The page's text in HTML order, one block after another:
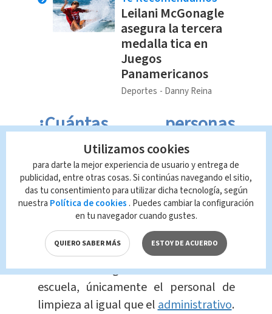
Leilani McGonagle
asegura la tercera
medalla tica en
Juegos
Panamericanos
Deportes Danny Reina
¿Cuántas personas
resultaron afectadas tras
la alerta de tiroteo?
Afortunadamente ningún estudiante
resultó lesionado o afectado ante la
atemorizante amenaza. Además, se
confirmó que a las
11 de la mañanaya
no había ningún estudiante en la
escuela, únicamente el personal de
limpieza al igual que eladministrativo.
Utilizamos cookies
para darte la mejor experiencia de usuario y entrega de
publicidad, entre otras cosas. Si continúas navegando el sitio,
das tu consentimiento para utilizar dicha tecnología, según
nuestra Política de cookies . Puedes cambiar la configuración
en tu navegador cuando gustes.
QUIERO SABER MÁS ESTOY DE ACUERDO